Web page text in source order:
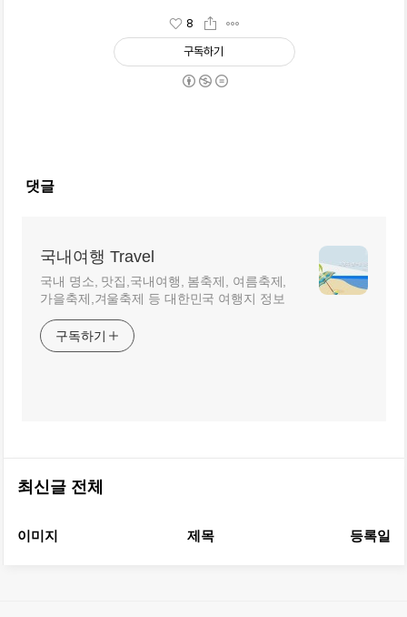
8
구독하기
댓글
국내여행 Travel
국내 명소, 맛집,국내여행, 봄축제, 여름축제,
가을축제,겨울축제 등 대한민국 여행지 정보
구독하기
최신글 전체
이미지 제목 등록일